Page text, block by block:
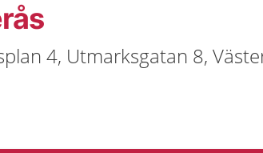
4, Utmarksgatan 8,